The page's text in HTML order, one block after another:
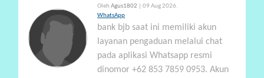
Oleh Agus1802
| 09 Aug 2026.
WhatsApp
bank bjb saat ini memiliki akun
layanan pengaduan melalui chat
pada aplikasi Whatsapp resmi
dinomor +62 853 7859 0953. Akun